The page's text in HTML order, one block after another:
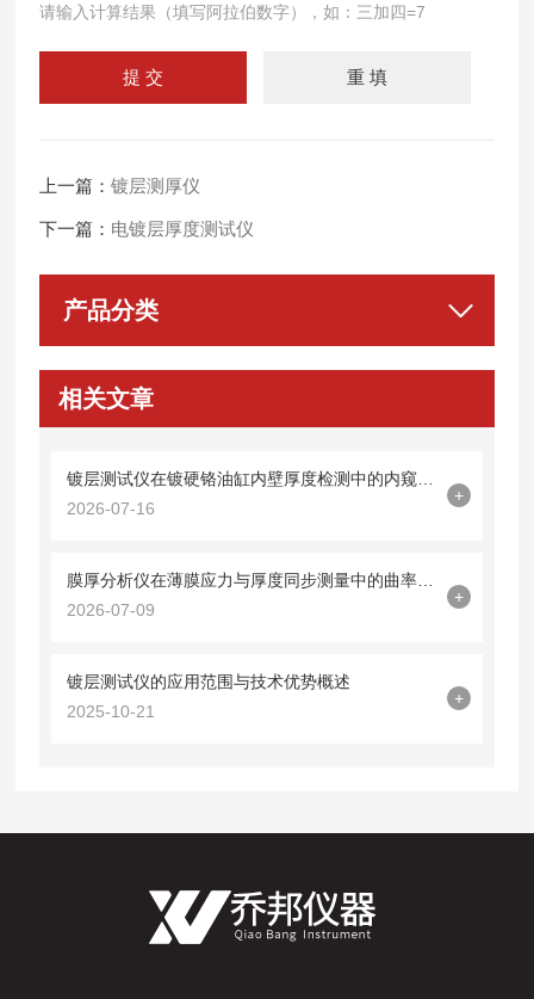
请输入计算结果（填写阿拉伯数字），如：三加四=7
上一篇：镀层测厚仪
下一篇： 电镀层厚度测试仪
产品分类
相关文章
2026-07-16
+
2026-07-09
+
镀层测试仪的应用范围与技术优势概述
2025-10-21
+